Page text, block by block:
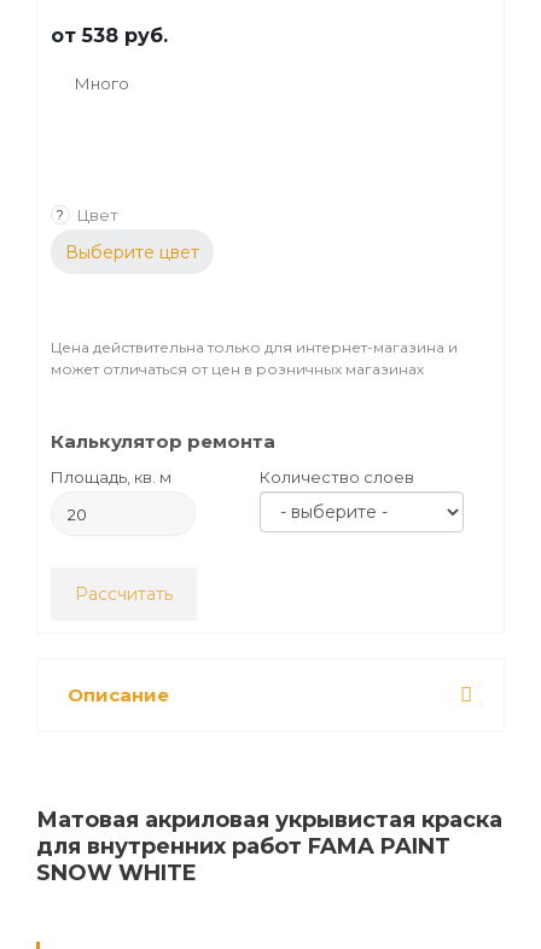
от538 руб.
Много
? Цвет
Выберите цвет
Цена действительна только для интернет-магазина и
может отличаться от цен в розничных магазинах
Калькулятор ремонта
Площадь, кв. м Количество слоев
Рассчитать
Описание
Матовая акриловая укрывистая краска
для внутренних работ FAMA PAINT
SNOW WHITE